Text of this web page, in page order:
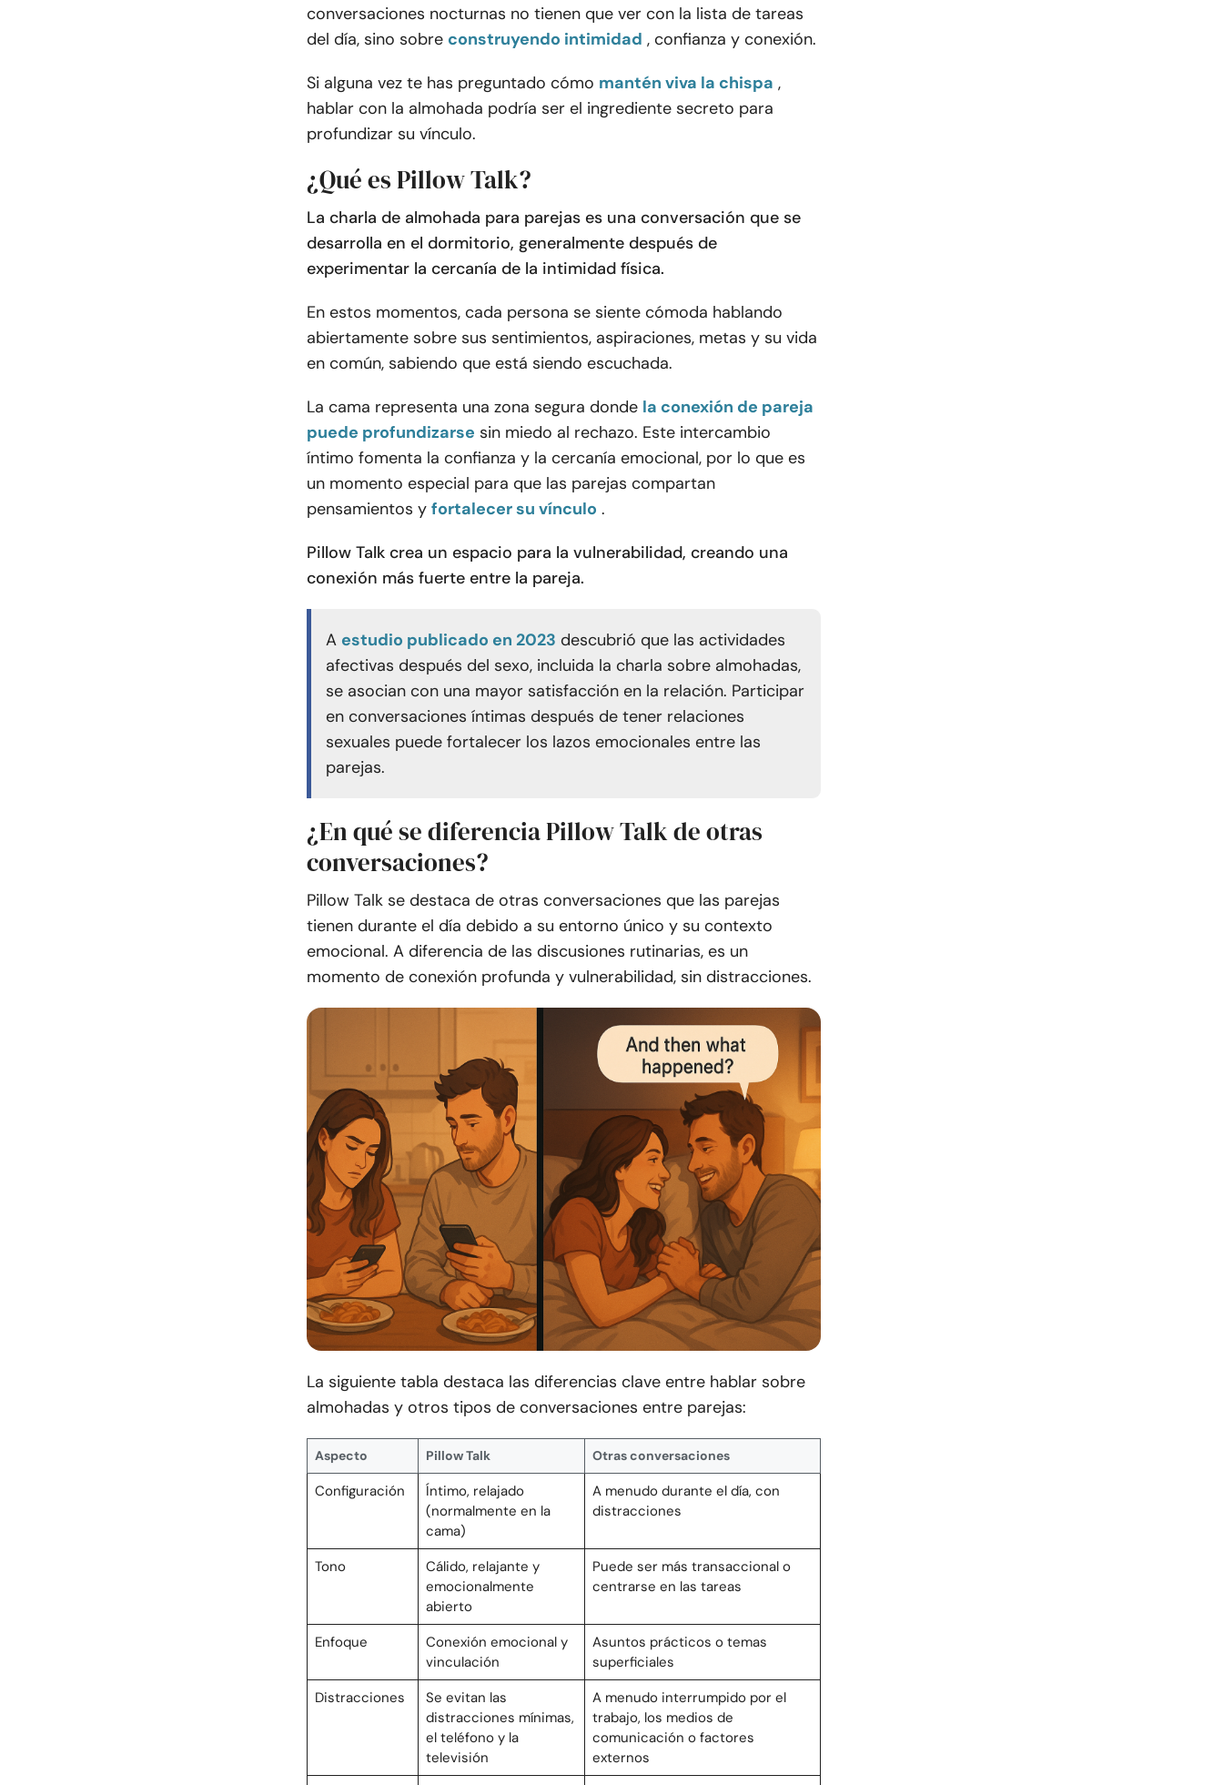
conversaciones nocturnas no tienen que ver con la lista de tareas
del día, sino sobre construyendo intimidad , confianza y conexión.
Si alguna vez te has preguntado cómo mantén viva la chispa ,
hablar con la almohada podría ser el ingrediente secreto para
profundizar su vínculo.
¿Qué es Pillow Talk?
La charla de almohada para parejas es una conversación que se
desarrolla en el dormitorio, generalmente después de
experimentar la cercanía de la intimidad física.
En estos momentos, cada persona se siente cómoda hablando
abiertamente sobre sus sentimientos, aspiraciones, metas y su vida
en común, sabiendo que está siendo escuchada.
La cama representa una zona segura donde la conexión de pareja
puede profundizarse sin miedo al rechazo. Este intercambio
íntimo fomenta la confianza y la cercanía emocional, por lo que es
un momento especial para que las parejas compartan
pensamientos y fortalecer su vínculo .
Pillow Talk crea un espacio para la vulnerabilidad, creando una
conexión más fuerte entre la pareja.
A estudio publicado en 2023 descubrió que las actividades
afectivas después del sexo, incluida la charla sobre almohadas,
se asocian con una mayor satisfacción en la relación. Participar
en conversaciones íntimas después de tener relaciones
sexuales puede fortalecer los lazos emocionales entre las
parejas.
¿En qué se diferencia Pillow Talk de otras
conversaciones?
Pillow Talk se destaca de otras conversaciones que las parejas
tienen durante el día debido a su entorno único y su contexto
emocional. A diferencia de las discusiones rutinarias, es un
momento de conexión profunda y vulnerabilidad, sin distracciones.
La siguiente tabla destaca las diferencias clave entre hablar sobre
almohadas y otros tipos de conversaciones entre parejas:
Aspecto Pillow Talk Otras conversaciones
Configuración
Íntimo, relajado
(normalmente en la
cama)
A menudo durante el día, con
distracciones
Tono
Cálido, relajante y
emocionalmente
abierto
Puede ser más transaccional o
centrarse en las tareas
Enfoque
Conexión emocional y
vinculación
Asuntos prácticos o temas
superficiales
Distracciones
Se evitan las
distracciones mínimas,
el teléfono y la
televisión
A menudo interrumpido por el
trabajo, los medios de
comunicación o factores
externos